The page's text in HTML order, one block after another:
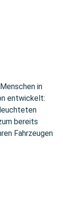
in
entwickelt:
bereits
Fahrzeugen